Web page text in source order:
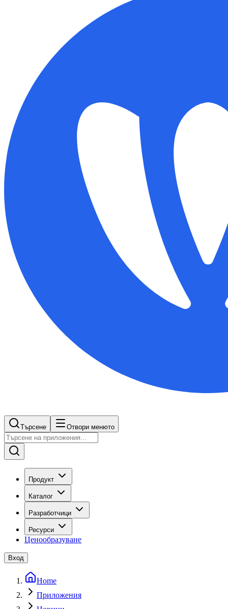
Търсене Отвори менюто
Продукт
Каталог
Разработчици
Ресурси
Ценообразуване
Вход
Home
Приложения